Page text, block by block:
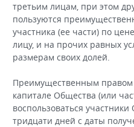
третьим лицам, при этом
пользуются
участника (ее части) по
лицу, и на прочих равных
размерам своих долей.
Преимущественным правом
капитале Общества (или
воспользоваться
тридцати дней с даты